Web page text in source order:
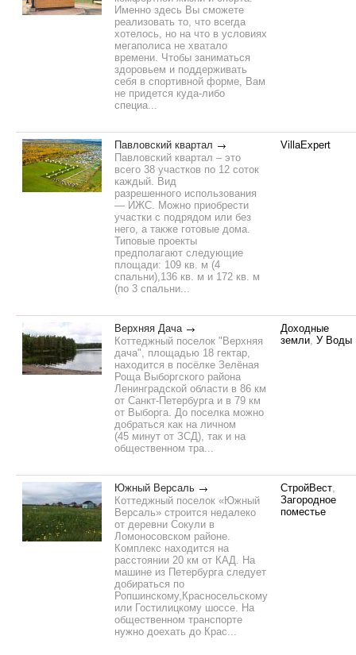
Именно здесь Вы сможете
реализовать то, что всегда
хотелось, но на что в условиях
мегаполиса не хватало
времени. Чтобы заниматься
здоровьем и поддерживать
себя в спортивной форме, Вам
не придется куда-либо
специа...
Павловский квартал
Павловский квартал – это
всего 38 участков по 12 соток
каждый. Вид
разрешенного использования
— ИЖС. Можно приобрести
участки с подрядом или без
него, а также готовые дома.
Типовые проекты
предполагают следующие
площади: 109 кв. м (4
спальни),136 кв. м и 172 кв. м
(по 3 спальни...
VillaExpert
Верхняя Дача
Коттеджный поселок "Верхняя
дача", площадью 18 гектар,
находится в посёлке Зелёная
Роща Выборгского района
Ленинградской области в 86 км
от Санкт-Петербурга и в 79 км
от Выборга. До поселка можно
добраться как на личном
(45 минут от ЗСД), так и на
общественном тра...
Доходные
земли, У Воды
Южный Версаль
Коттеджный поселок «Южный
Версаль» строится недалеко
от деревни Сокули в
Ломоносовском районе.
Комплекс находится на
расстоянии 20 км от КАД. На
машине из Петербурга следует
добираться по
Ропшинскому,Красносельскому
или Гостилицкому шоссе. На
общественном транспорте
нужно доехать до Крас...
СтройВест,
Загородное
поместье